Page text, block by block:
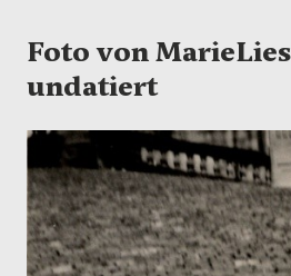
Foto von
undatiert